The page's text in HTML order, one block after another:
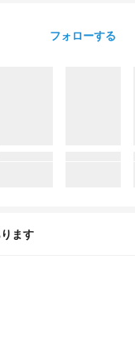
フォローする
ます